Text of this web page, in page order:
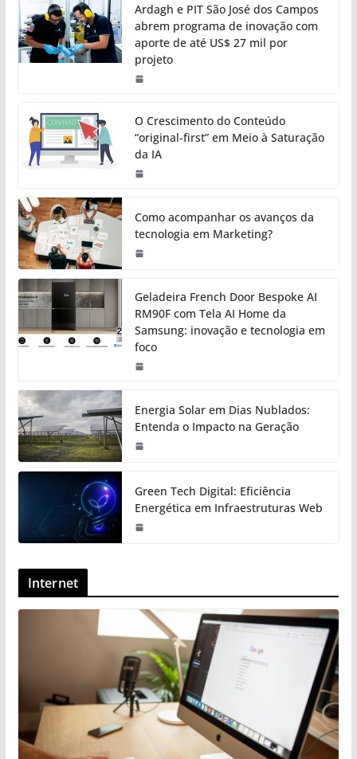
Ardagh e PIT São José dos Campos
abrem programa de inovação com
aporte de até US$ 27 mil por
projeto
O Crescimento do Conteúdo
“original-first” em Meio à Saturação
da IA
Como acompanhar os avanços da
tecnologia em Marketing?
Geladeira French Door Bespoke AI
RM90F com Tela AI Home da
Samsung: inovação e tecnologia em
foco
Energia Solar em Dias Nublados:
Entenda o Impacto na Geração
Green Tech Digital: Eficiência
Energética em Infraestruturas Web
Internet